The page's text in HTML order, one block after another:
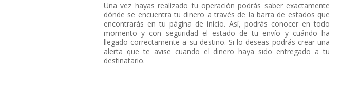
Una vez hayas realizado tu operación podrás saber exactamente
dónde se encuentra tu dinero a través de la barra de estados que
encontrarás en tu página de inicio. Así, podrás conocer en todo
momento y con seguridad el estado de tu envío y cuándo ha
llegado correctamente a su destino. Si lo deseas podrás crear una
alerta que te avise cuando el dinero haya sido entregado a tu
destinatario.